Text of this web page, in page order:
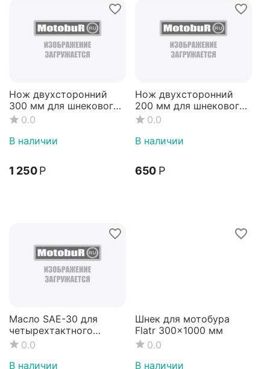
Нож двухсторонний
300 мм для шнекового
бура N1 или Flatr
0.0
В наличии
1 250 Р
Нож двухсторонний
200 мм для шнекового
бура N1 и Flatr
0.0
В наличии
‍650‍ Р
Масло SAE-30 для
четырехтактного
двигателя
0.0
В наличии
Шнек для мотобура
Flatr 300x1000 мм
0.0
В наличии